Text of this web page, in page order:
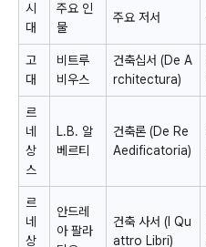
시
대
주요 인
물
주요 저서
고
대
비트루
비우스
건축십서 (De A
rchitectura)
르
네
상
스
L.B. 알
베르티
건축론 (De Re
Aedificatoria)
르
네
상
안드레
아 팔라
건축 사서 (I Qu
attro Libri)